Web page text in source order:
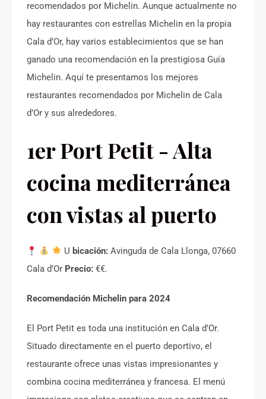
recomendados por Michelin. Aunque actualmente no
hay restaurantes con estrellas Michelin en la propia
Cala d’Or, hay varios establecimientos que se han
ganado una recomendación en la prestigiosa Guía
Michelin. Aquí te presentamos los mejores
restaurantes recomendados por Michelin de Cala
d’Or y sus alrededores.
1er Port Petit - Alta
cocina mediterránea
con vistas al puerto
U bicación: Avinguda de Cala Llonga, 07660
Cala d’Or Precio: €€.
Recomendación Michelin para 2024
El Port Petit es toda una institución en Cala d’Or.
Situado directamente en el puerto deportivo, el
restaurante ofrece unas vistas impresionantes y
combina cocina mediterránea y francesa. El menú